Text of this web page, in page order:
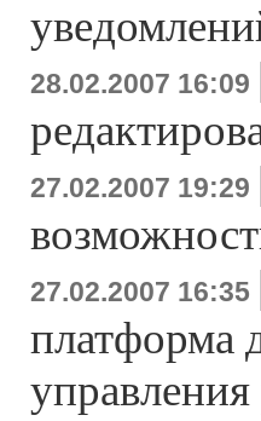
28.02.2007 16:09
27.02.2007 19:29
27.02.2007 16:35
платформа